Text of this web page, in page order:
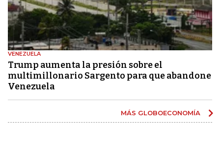
VENEZUELA
Trump aumenta la presión sobre el
multimillonario Sargento para que abandone
Venezuela
MÁS GLOBOECONOMÍA